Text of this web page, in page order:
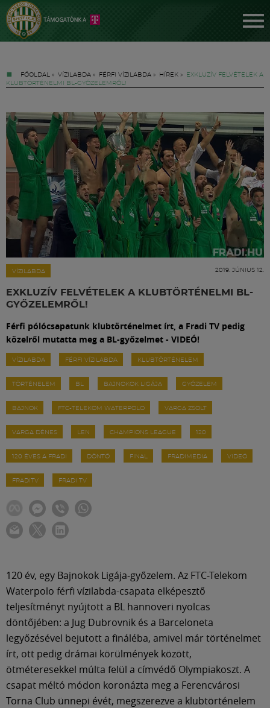
FŐOLDAL » VÍZILABDA » FÉRFI VÍZILABDA » HÍREK »
EXKLUZÍV FELVÉTELEK A
KLUBTÖRTÉNELMI BL-GYŐZELEMRŐL!
VÍZILABDA 2019. JÚNIUS 12.
EXKLUZÍV FELVÉTELEK A KLUBTÖRTÉNELMI BL-
GYŐZELEMRŐL!
Férfi pólócsapatunk klubtörténelmet írt, a Fradi TV pedig
közelről mutatta meg a BL-győzelmet - VIDEÓ!
VÍZILABDA FÉRFI VÍZILABDA KLUBTÖRTÉNELEM
TÖRTÉNELEM BL BAJNOKOK LIGÁJA GYŐZELEM
BAJNOK FTC-TELEKOM WATERPOLO VARGA ZSOLT
VARGA DÉNES LEN CHAMPIONS LEAGUE 120
120 ÉVES A FRADI DÖNTŐ FINAL FRADIMEDIA VIDEÓ
FRADITV FRADI TV
120 év, egy Bajnokok Ligája-győzelem. Az FTC-Telekom
Waterpolo férfi vízilabda-csapata elképesztő
teljesítményt nyújtott a BL hannoveri nyolcas
döntőjében: a Jug Dubrovnik és a Barceloneta
legyőzésével bejutott a fináléba, amivel már történelmet
írt, ott pedig drámai körülmények között,
ötméteresekkel múlta felül a címvédő Olympiakoszt. A
csapat méltó módon koronázta meg a Ferencvárosi
Torna Club ünnepi évét, megszerezve a klubtörténelem
Jegyek
FM YouTube +
Hírek
Labdarúgás
Meccscenter
Klub
Szolgáltatások
Shop
Közösség
Múzeum
English